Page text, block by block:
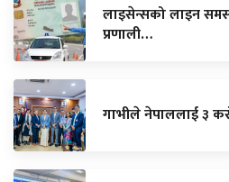
लाइसेन्सको लाइन
प्रणाली…
गाभीले नेपाललाई ३